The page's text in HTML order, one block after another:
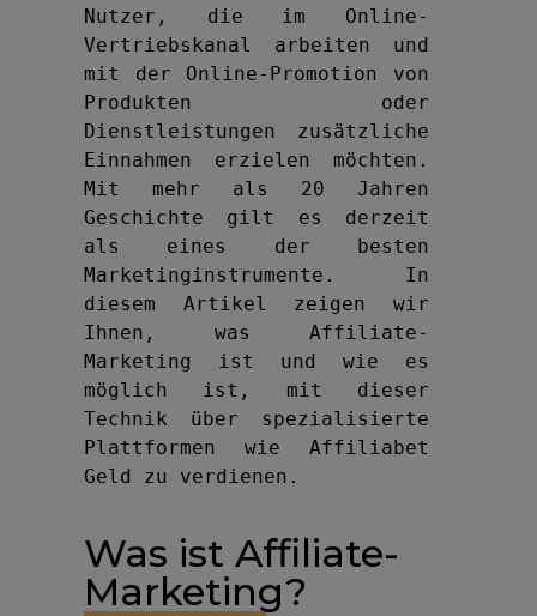
Nutzer, die im Online-
Vertriebskanal arbeiten und
mit der Online-Promotion von
Produkten oder
Dienstleistungen zusätzliche
Einnahmen erzielen möchten.
Mit mehr als 20 Jahren
Geschichte gilt es derzeit
als eines der besten
Marketinginstrumente. In
diesem Artikel zeigen wir
Ihnen, was Affiliate-
Marketing ist und wie es
möglich ist, mit dieser
Technik über spezialisierte
Plattformen wie Affiliabet
Geld zu verdienen.
Was ist Affiliate-
Marketing?